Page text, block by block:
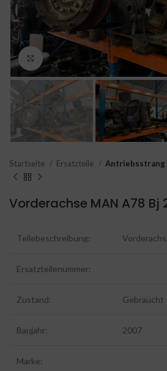
Click to enlarge
Startseite Ersatzteile Antriebsstrang
Vorderachse MAN A78 Bj
Teilebeschreibung:
Ersatzteilenummer:
Zustand: Gebraucht
Baujahr: 2007
Marke: